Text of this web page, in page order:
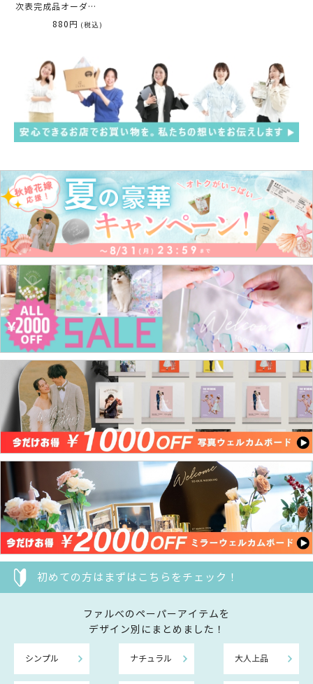
次表完成品オーダー
（印刷込）880円 (税込)
初めての方はまずはこちらをチェック！
ファルべのペーパーアイテムを
デザイン別にまとめました！
シンプル ナチュラル 大人上品